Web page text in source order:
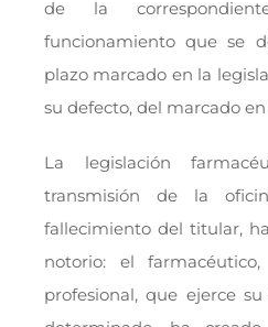
de la
funcionamiento que se
plazo marcado en la
su defecto, del marcado
La legislación
transmisión de la
fallecimiento del titular,
notorio: el
profesional, que ejerce